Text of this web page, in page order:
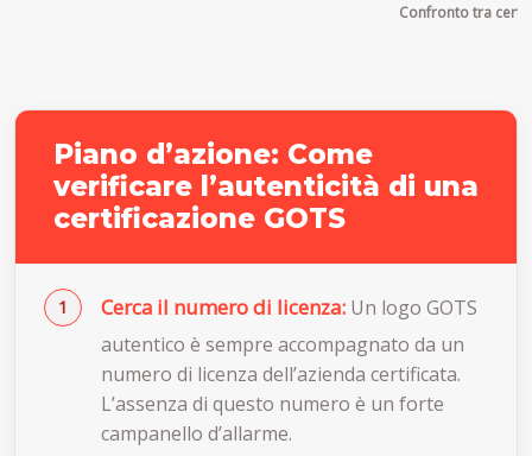
Confronto tra
Piano d’azione: Come
verificare l’autenticità di una
certificazione GOTS
Cerca il numero di licenza: Un logo GOTS
autentico è sempre accompagnato da un
numero di licenza dell’azienda certificata.
L’assenza di questo numero è un forte
campanello d’allarme.